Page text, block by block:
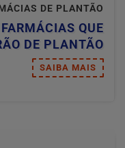
DE PLANTÃO
QUE
DE PLANTÃO
SAIBA MAIS